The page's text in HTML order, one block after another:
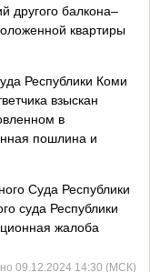
другого балкона–
квартиры
Республики Коми
взыскан
в
пошлина и
Суда Республики
суда Республики
жалоба
09.12.2024 14:30 (МСК)